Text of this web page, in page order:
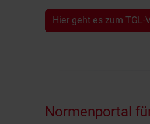
Hier geht es zum TGL-
Normenportal